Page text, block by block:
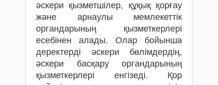
әскери қызметшілер, құқық қорғау
және арнаулы мемлекеттік
органдарының қызметкерлері
есебінен алады. Олар бойынша
деректерді әскери бөлімдердің,
әскери басқару органдарының
қызметкерлері енгізеді. Қор